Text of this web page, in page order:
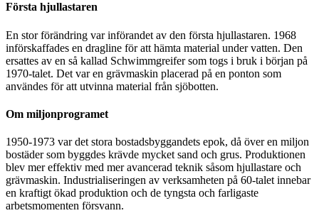
Första hjullastaren
En stor förändring var införandet av den första hjullastaren. 1968
införskaffades en dragline för att hämta material under vatten. Den
ersattes av en så kallad Schwimmgreifer som togs i bruk i början på
1970-talet. Det var en grävmaskin placerad på en ponton som
användes för att utvinna material från sjöbotten.
Om miljonprogramet
1950-1973 var det stora bostadsbyggandets epok, då över en miljon
bostäder som byggdes krävde mycket sand och grus. Produktionen
blev mer effektiv med mer avancerad teknik såsom hjullastare och
grävmaskin. Industrialiseringen av verksamheten på 60-talet innebar
en kraftigt ökad produktion och de tyngsta och farligaste
arbetsmomenten försvann.